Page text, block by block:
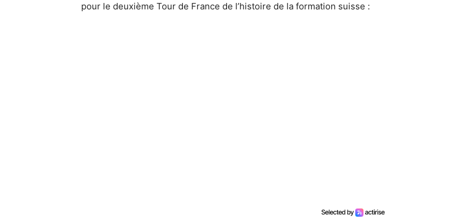
pour le deuxième Tour de France de l’histoire de la formation suisse :